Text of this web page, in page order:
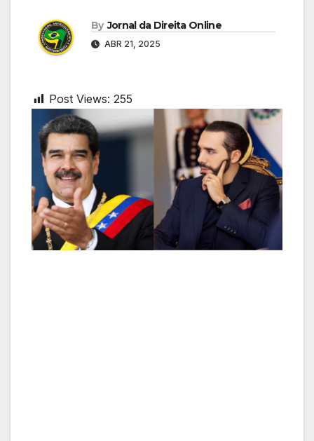
By Jornal da Direita Online
ABR 21, 2025
Post Views: 255